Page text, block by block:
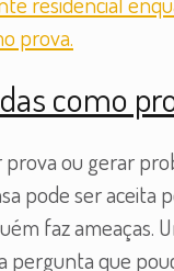
como
ou gerar
pode ser
faz
pergunta que